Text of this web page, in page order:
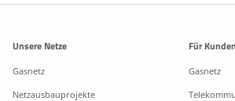
Weitere Informationen
Unsere Netze
Gasnetz
Netzausbauprojekte
Für Kunden
Gasnetz